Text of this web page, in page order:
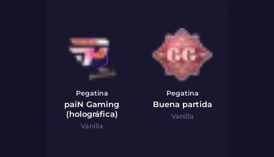
Pegatina
paiN Gaming
(holográfica)
Vanilla
Pegatina
Buena partida
Vanilla